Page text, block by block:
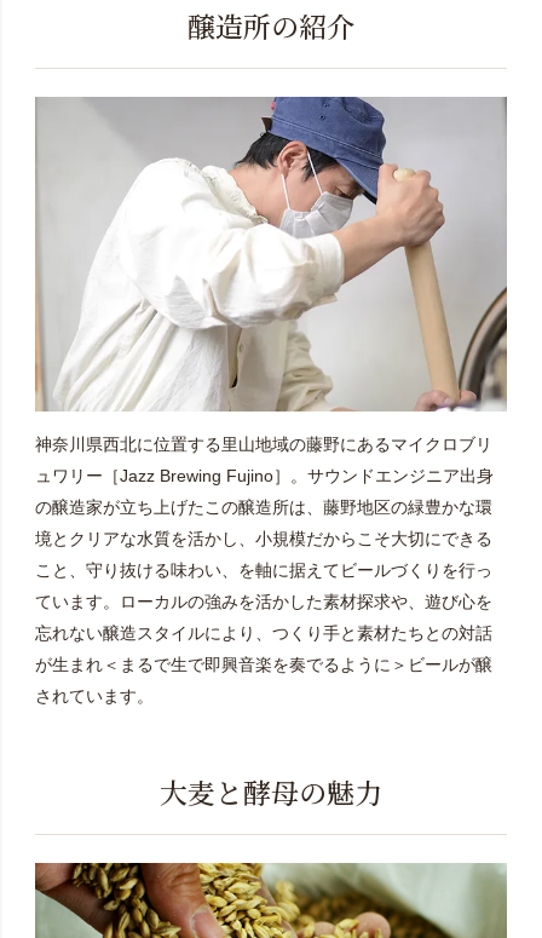
醸造所の紹介
神奈川県西北に位置する里山地域の藤野にあるマイクロブリ
ュワリー［Jazz Brewing Fujino］。サウンドエンジニア出身
の醸造家が立ち上げたこの醸造所は、藤野地区の緑豊かな環
境とクリアな水質を活かし、小規模だからこそ大切にできる
こと、守り抜ける味わい、を軸に据えてビールづくりを行っ
ています。ローカルの強みを活かした素材探求や、遊び心を
忘れない醸造スタイルにより、つくり手と素材たちとの対話
が生まれ＜まるで生で即興音楽を奏でるように＞ビールが醸
されています。
大麦と酵母の魅力